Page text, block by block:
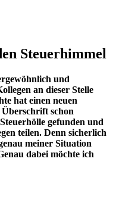
Steuerhimmel
und
an dieser Stelle
hat einen neuen
schon
gefunden und
teilen. Denn sicherlich
meiner Situation
dabei möchte ich